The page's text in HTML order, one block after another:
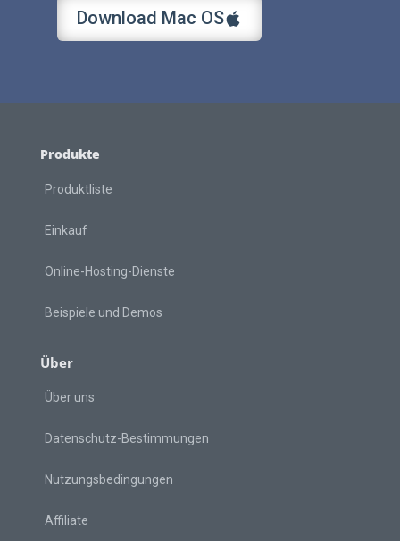
Download Mac OS
Produkte
Produktliste
Einkauf
Online-Hosting-Dienste
Beispiele und Demos
Über
Über uns
Datenschutz-Bestimmungen
Nutzungsbedingungen
Affiliate